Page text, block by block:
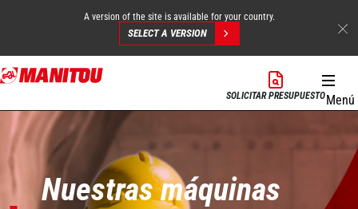
Pasar
al
principal
A version of the site is available for your country.
SELECT A VERSION
SOLICITAR PRESUPUESTOMenú
Nuestras máquinas